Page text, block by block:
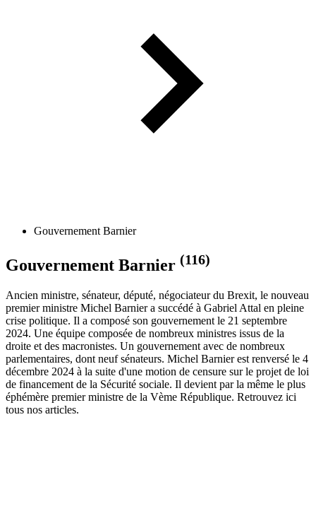
Gouvernement Barnier
Gouvernement Barnier (116)
Ancien ministre, sénateur, député, négociateur du Brexit, le nouveau
premier ministre Michel Barnier a succédé à Gabriel Attal en pleine
crise politique. Il a composé son gouvernement le 21 septembre
2024. Une équipe composée de nombreux ministres issus de la
droite et des macronistes. Un gouvernement avec de nombreux
parlementaires, dont neuf sénateurs. Michel Barnier est renversé le 4
décembre 2024 à la suite d'une motion de censure sur le projet de loi
de financement de la Sécurité sociale. Il devient par la même le plus
éphémère premier ministre de la Vème République. Retrouvez ici
tous nos articles.